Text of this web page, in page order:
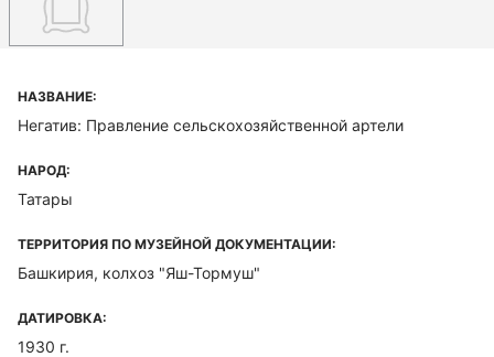
НАЗВАНИЕ:
Негатив: Правление сельскохозяйственной артели
НАРОД:
Татары
ТЕРРИТОРИЯ ПО МУЗЕЙНОЙ ДОКУМЕНТАЦИИ:
Башкирия, колхоз "Яш-Тормуш"
ДАТИРОВКА:
1930 г.